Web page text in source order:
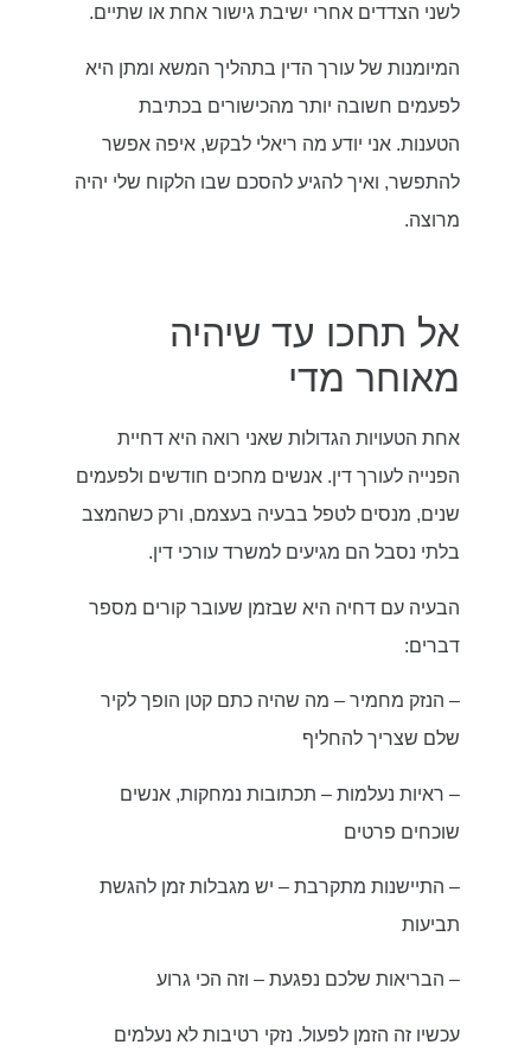
לשני הצדדים אחרי ישיבת גישור אחת או שתיים.
המיומנות של עורך הדין בתהליך המשא ומתן היא
לפעמים חשובה יותר מהכישורים בכתיבת
הטענות. אני יודע מה ריאלי לבקש, איפה אפשר
להתפשר, ואיך להגיע להסכם שבו הלקוח שלי יהיה
מרוצה.
אל תחכו עד שיהיה
מאוחר מדי
אחת הטעויות הגדולות שאני רואה היא דחיית
הפנייה לעורך דין. אנשים מחכים חודשים ולפעמים
שנים, מנסים לטפל בבעיה בעצמם, ורק כשהמצב
בלתי נסבל הם מגיעים למשרד עורכי דין.
הבעיה עם דחיה היא שבזמן שעובר קורים מספר
דברים:
– הנזק מחמיר – מה שהיה כתם קטן הופך לקיר
שלם שצריך להחליף
– ראיות נעלמות – תכתובות נמחקות, אנשים
שוכחים פרטים
– התיישנות מתקרבת – יש מגבלות זמן להגשת
תביעות
– הבריאות שלכם נפגעת – וזה הכי גרוע
עכשיו זה הזמן לפעול. נזקי רטיבות לא נעלמים